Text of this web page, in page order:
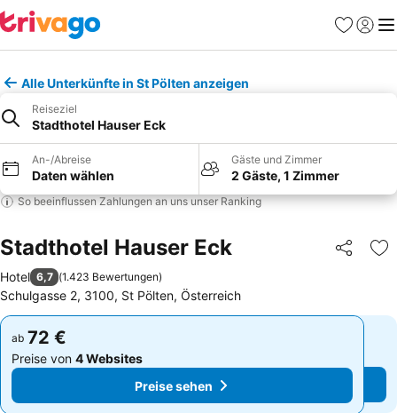
Favoriten
Alle Unterkünfte in St Pölten anzeigen
Reiseziel
Stadthotel Hauser Eck
An-/Abreise
Daten wählen
Gäste und Zimmer
2 Gäste, 1 Zimmer
So beeinflussen Zahlungen an uns unser Ranking
Stadthotel Hauser Eck Teilen
Hotel 6,7 (1.423 Bewertungen)
Schulgasse 2, 3100, St Pölten, Österreich
ab 72 €
Preise von 4 Websites
Preise sehen
ab 72 €
Preise von 4 Websites
Preise sehen